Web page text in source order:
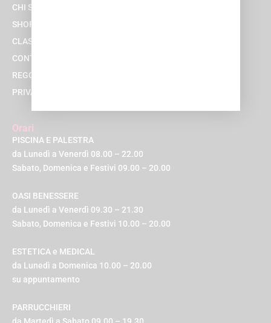
CHI SIAMO
SHOP
CLASSI
CONTATTACI
REGOLAMENTI
PRIVACY POLICY
Orari
PISCINA E PALESTRA
da Lunedì a Venerdì 08.00 – 22.00
Sabato, Domenica e Festivi 09.00 – 20.00
OASI BENESSERE
da Lunedì a Venerdì 09.30 – 21.30
Sabato, Domenica e Festivi 10.00 – 20.00
ESTETICA e MEDICAL
da Lunedì a Domenica 10.00 – 20.00
su appuntamento
PARRUCCHIERI